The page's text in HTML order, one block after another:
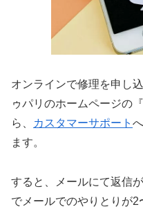
オンラインで修理を申し
ゥパリのホームページの
ら、
カスタマーサポート
ます。
すると、メールにて返信
でメールでのやりとりが2